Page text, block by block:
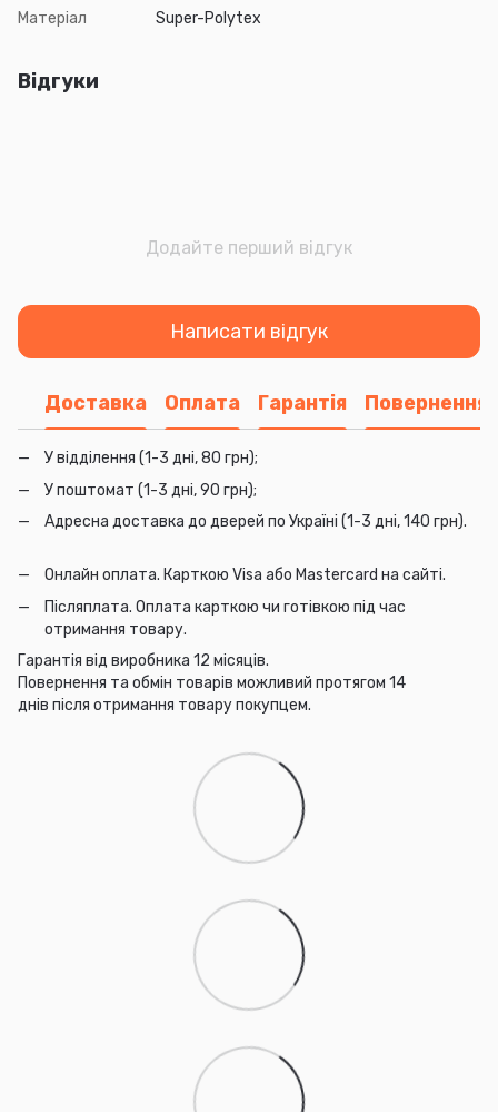
Матеріал
Super-Polytex
Відгуки
Додайте перший відгук
Написати відгук
Доставка Оплата Гарантія Повернення
У відділення (1-3 дні, 80 грн);
У поштомат (1-3 дні, 90 грн);
Адресна доставка до дверей по Україні (1-3 дні, 140 грн).
Онлайн оплата. Карткою Visa або Mastercard на сайті.
Післяплата. Оплата карткою чи готівкою під час
отримання товару.
Гарантія від виробника 12 місяців.
Повернення та обмін товарів можливий протягом 14
днів після отримання товару покупцем.